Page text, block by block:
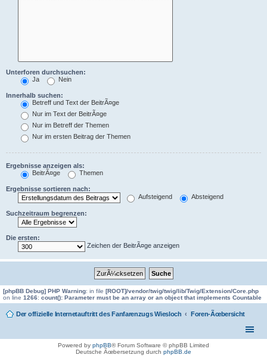
Unterforen durchsuchen:
Ja
Nein
Innerhalb suchen:
Betreff und Text der BeitrÃ¤ge
Nur im Text der BeitrÃ¤ge
Nur im Betreff der Themen
Nur im ersten Beitrag der Themen
Ergebnisse anzeigen als:
BeitrÃ¤ge
Themen
Ergebnisse sortieren nach:
Aufsteigend
Absteigend
Suchzeitraum begrenzen:
Die ersten:
Zeichen der BeitrÃ¤ge anzeigen
[phpBB Debug] PHP Warning: in file [ROOT]/vendor/twig/twig/lib/Twig/Extension/Core.php
on line 1266: count(): Parameter must be an array or an object that implements Countable
Der offizielle Internetauftritt des Fanfarenzugs Wiesloch Foren-Ãœbersicht
Powered by phpBB® Forum Software © phpBB Limited
Deutsche Ãœbersetzung durch phpBB.de